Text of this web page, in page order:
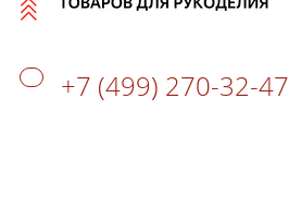
+7 (499) 270-32-47